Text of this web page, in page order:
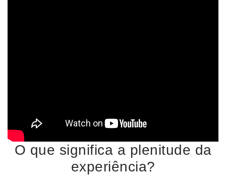
O que significa a plenitude da
experiência?